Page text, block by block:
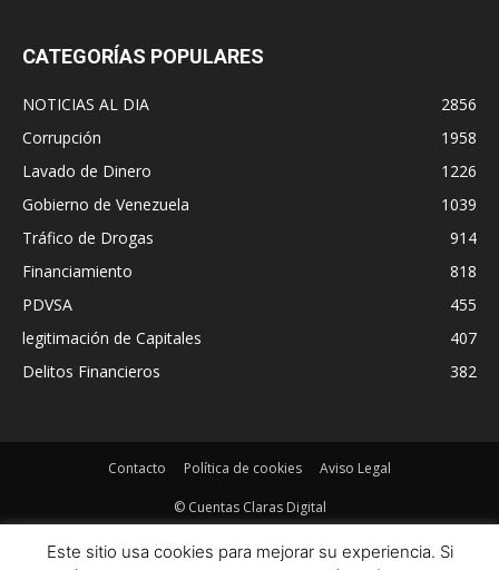
CATEGORÍAS POPULARES
NOTICIAS AL DIA
2856
Corrupción
1958
Lavado de Dinero
1226
Gobierno de Venezuela
1039
Tráfico de Drogas
914
Financiamiento
818
PDVSA
455
legitimación de Capitales
407
Delitos Financieros
382
Contacto Política de cookies Aviso Legal
© Cuentas Claras Digital
Este sitio usa cookies para mejorar su experiencia. Si